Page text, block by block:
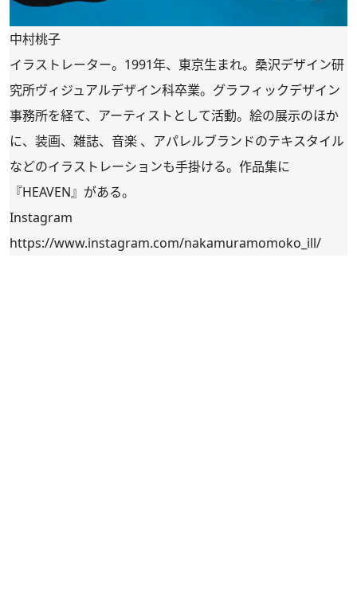
中村桃子
イラストレーター。1991年、東京生まれ。桑沢デザイン研
究所ヴィジュアルデザイン科卒業。グラフィックデザイン
事務所を経て、アーティストとして活動。絵の展示のほか
に、装画、雑誌、音楽 、アパレルブランドのテキスタイル
などのイラストレーションも手掛ける。作品集に
『HEAVEN』がある。
Instagram
https://www.instagram.com/nakamuramomoko_ill/